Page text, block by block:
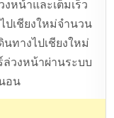
หน้าและเต็มเร็ว
ปเชียงใหม่จำนวน
ทางไปเชียงใหม่
ล่วงหน้าผ่านระบบ
อน